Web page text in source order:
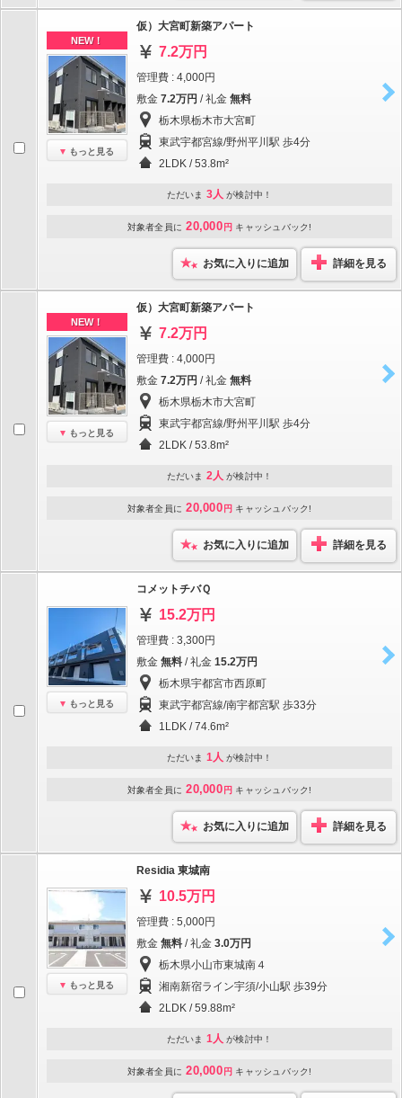
NEW！
もっと見る
仮）大宮町新築アパート
7.2万円
管理費 : 4,000円
敷金 7.2万円 / 礼金 無料
栃木県栃木市大宮町
東武宇都宮線/野州平川駅 歩4分
2LDK / 53.8m²
ただいま 3人 が検討中！
対象者全員に 20,000 円 キャッシュバック!
お気に入りに追加 詳細を見る
NEW！
もっと見る
仮）大宮町新築アパート
7.2万円
管理費 : 4,000円
敷金 7.2万円 / 礼金 無料
栃木県栃木市大宮町
東武宇都宮線/野州平川駅 歩4分
2LDK / 53.8m²
ただいま 2人 が検討中！
対象者全員に 20,000 円 キャッシュバック!
お気に入りに追加 詳細を見る
もっと見る
コメットチバＱ
15.2万円
管理費 : 3,300円
敷金 無料 / 礼金 15.2万円
栃木県宇都宮市西原町
東武宇都宮線/南宇都宮駅 歩33分
1LDK / 74.6m²
ただいま 1人 が検討中！
対象者全員に 20,000 円 キャッシュバック!
お気に入りに追加 詳細を見る
もっと見る
Residia 東城南
10.5万円
管理費 : 5,000円
敷金 無料 / 礼金 3.0万円
栃木県小山市東城南４
湘南新宿ライン宇須/小山駅 歩39分
2LDK / 59.88m²
ただいま 1人 が検討中！
対象者全員に 20,000 円 キャッシュバック!